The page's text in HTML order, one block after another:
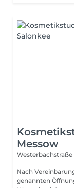
Messow
Westerbachstraße
Nach
genannten